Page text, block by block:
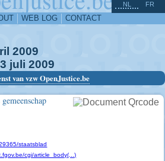
WEB LOG CONTACT
NL FR
2009
juli 2009
van vzw OpenJustice.be
staatsblad
cgi/article_body(...)
^